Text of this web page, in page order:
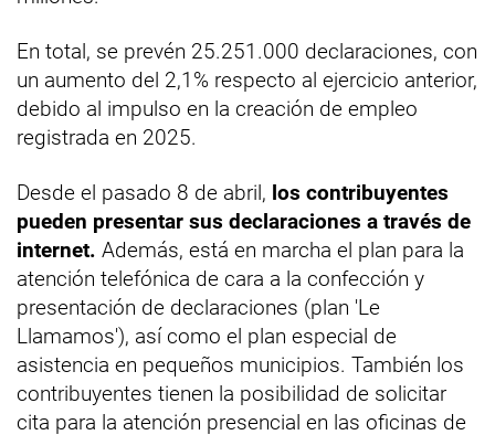
En total, se prevén 25.251.000 declaraciones, con
un aumento del 2,1% respecto al ejercicio anterior,
debido al impulso en la creación de empleo
registrada en 2025.
Desde el pasado 8 de abril, los contribuyentes
pueden presentar sus declaraciones a través de
internet. Además, está en marcha el plan para la
atención telefónica de cara a la confección y
presentación de declaraciones (plan 'Le
Llamamos'), así como el plan especial de
asistencia en pequeños municipios. También los
contribuyentes tienen la posibilidad de solicitar
cita para la atención presencial en las oficinas de